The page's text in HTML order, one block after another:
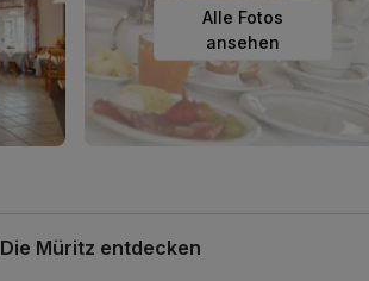
Alle Fotos
ansehen
Die Müritz entdecken